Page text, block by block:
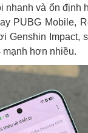
nhanh và ổn định
PUBG Mobile,
Genshin Impact,
hơn nhiều.